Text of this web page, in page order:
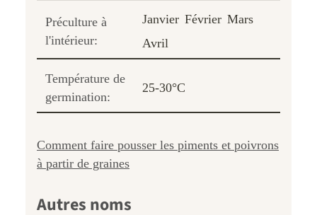
Préculture à
l'intérieur:
Janvier Février Mars
Avril
Température de
germination:
25-30°C
Comment faire pousser les piments et poivrons
à partir de graines
Autres noms